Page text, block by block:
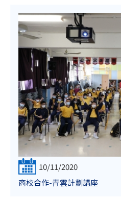
10/11/2020
商校合作-青雲計劃講座